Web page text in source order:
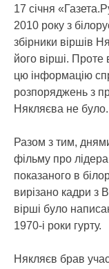
17 січня
2010 року з
збірники віршів
його вірші. Проте
цю інформацію
розпоряджень з
Някляєва не було.
Разом з тим,
фільму про
показаного в
вирізано кадри
вірші було
1970-і роки гурту.
Някляєв брав